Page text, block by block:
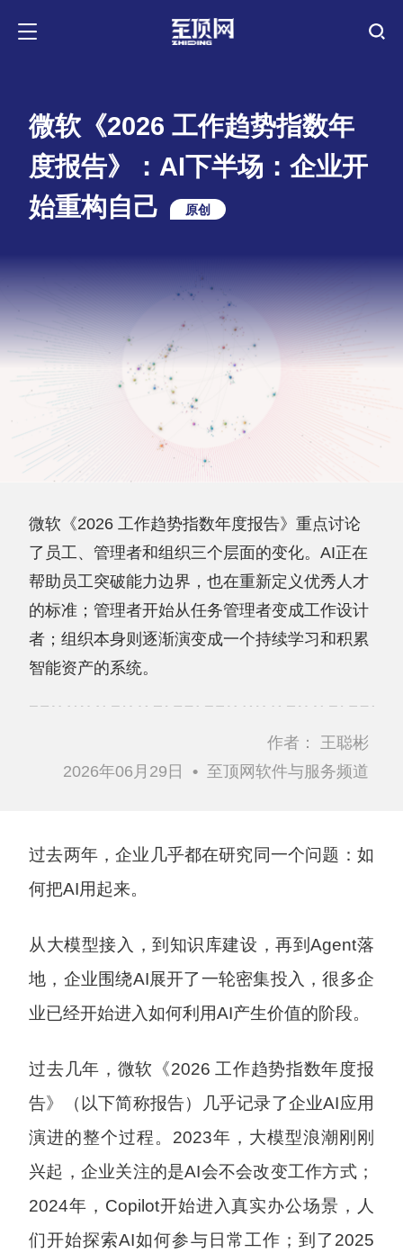
微软《2026 工作趋势指数年
度报告》：AI下半场：企业开
始重构自己
原创
微软《2026 工作趋势指数年度报告》重点讨论
了员工、管理者和组织三个层面的变化。AI正在
帮助员工突破能力边界，也在重新定义优秀人才
的标准；管理者开始从任务管理者变成工作设计
者；组织本身则逐渐演变成一个持续学习和积累
智能资产的系统。
作者：
王聪彬
2026年06月29日
• 至顶网软件与服务频道
过去两年，企业几乎都在研究同一个问题：如
何把AI用起来。
从大模型接入，到知识库建设，再到Agent落
地，企业围绕AI展开了一轮密集投入，很多企
业已经开始进入如何利用AI产生价值的阶段。
过去几年，微软《2026 工作趋势指数年度报
告》（以下简称报告）几乎记录了企业AI应用
演进的整个过程。2023年，大模型浪潮刚刚
兴起，企业关注的是AI会不会改变工作方式；
2024年，Copilot开始进入真实办公场景，人
们开始探索AI如何参与日常工作；到了2025